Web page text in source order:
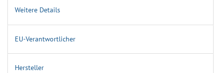
Weitere Details
EU-Verantwortlicher
Hersteller